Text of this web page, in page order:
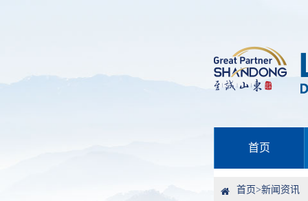
首页
首页>新闻资讯